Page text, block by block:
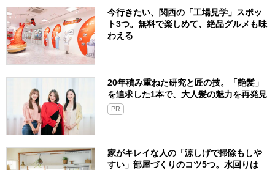
今行きたい、関西の「工場見学」スポッ
ト3つ。無料で楽しめて、絶品グルメも味
わえる
20年積み重ねた研究と匠の技。「艶髪」
を追求した1本で、大人髪の魅力を再発見
PR
家がキレイな人の「涼しげで掃除もしや
すい」部屋づくりのコツ5つ。水回りは